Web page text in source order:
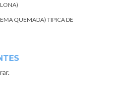
QUEMADA) TIPICA DE